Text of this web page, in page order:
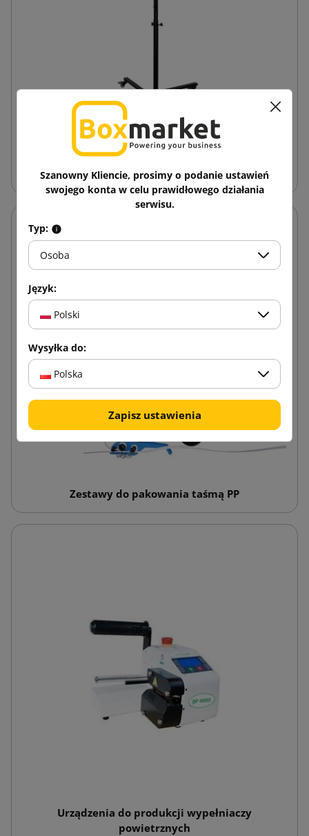
Urządzenie do produkcji papierowego
wypełniacza
Zestawy do pakowania taśmą PP
Urządzenia do produkcji wypełniaczy
powietrznych
Szanowny Kliencie, prosimy o podanie ustawień
swojego konta w celu prawidłowego działania
serwisu.
Typ:
Osoba
Język:
Polski
Wysyłka do:
Polska
Zapisz ustawienia